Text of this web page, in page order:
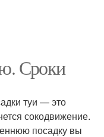
Сроки
туи — это
сокодвижение.
посадку вы